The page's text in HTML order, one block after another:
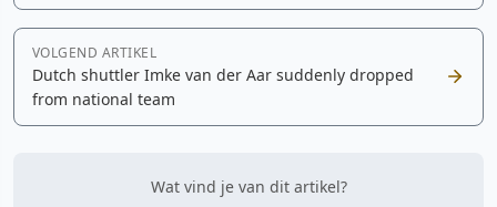
VOLGEND ARTIKEL
Dutch shuttler Imke van der Aar suddenly dropped
from national team
Wat vind je van dit artikel?